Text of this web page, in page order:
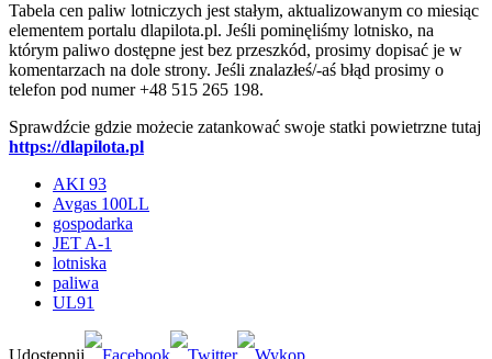
Tabela cen paliw lotniczych jest stałym, aktualizowanym co miesiąc
elementem portalu dlapilota.pl. Jeśli pominęliśmy lotnisko, na
którym paliwo dostępne jest bez przeszkód, prosimy dopisać je w
komentarzach na dole strony. Jeśli znalazłeś/-aś błąd prosimy o
telefon pod numer +48 515 265 198.
Sprawdźcie gdzie możecie zatankować swoje statki powietrzne tutaj
https://dlapilota.pl
AKI 93
Avgas 100LL
gospodarka
JET A-1
lotniska
paliwa
UL91